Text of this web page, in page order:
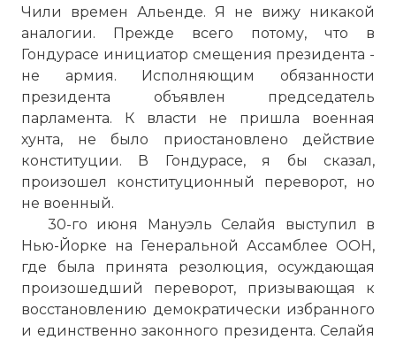
Чили времен Альенде. Я не вижу никакой
аналогии. Прежде всего потому, что в
Гондурасе инициатор смещения президента -
не армия. Исполняющим обязанности
президента объявлен председатель
парламента. К власти не пришла военная
хунта, не было приостановлено действие
конституции. В Гондурасе, я бы сказал,
произошел конституционный переворот, но
не военный.
30-го июня Мануэль Селайя выступил в
Нью-Йорке на Генеральной Ассамблее ООН,
где была принята резолюция, осуждающая
произошедший переворот, призывающая к
восстановлению демократически избранного
и единственно законного президента. Селайя